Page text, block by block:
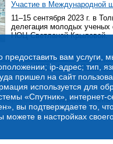
Участие в Международной
11–15 сентября 2023 г. в
делегация молодых ученых
НОЦ Светланой Крыловой.
НМиПТ Ромашков Е.В.
на базе ООО «НАКС-ПФО»
информацию:Приймак Елена
предоставить вам услуги,
ip-адрес; тип,
пришел на сайт
используется для
«Спутник»,
вы подтверждаете то,
в настройках